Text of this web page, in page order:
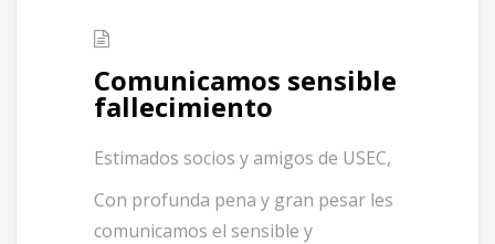
Comunicamos sensible
fallecimiento
Estimados socios y amigos de USEC,
Con profunda pena y gran pesar les
comunicamos el sensible y